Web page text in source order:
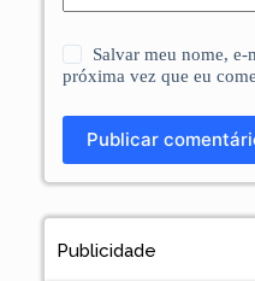
Salvar meu nome, e-
próxima vez que eu
Publicar
Publicidade